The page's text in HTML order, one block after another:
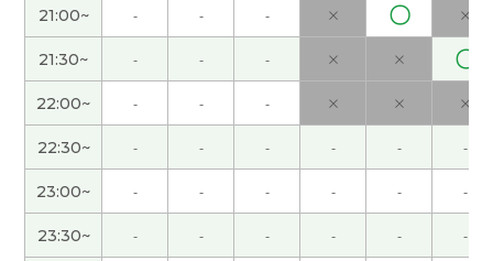
梅雨的时候，不出门，可以学习。晴天出门，不学
习。( 50代 男性 )
谢谢。下次见吧。( 男性 )
谢谢你的课。我跟你说话、很开心。下次也请多关
照。( 50代 男性 )
21:00~ - - - × 〇 ×
21:30~ - - - × × 〇
22:00~ - - - × × ×
22:30~ - - - - - -
23:00~ - - - - - -
23:30~ - - - - - -